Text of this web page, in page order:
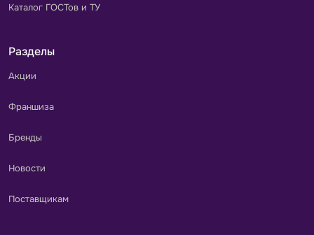
Каталог ГОСТов и ТУ
Разделы
Акции
Франшиза
Бренды
Новости
Поставщикам